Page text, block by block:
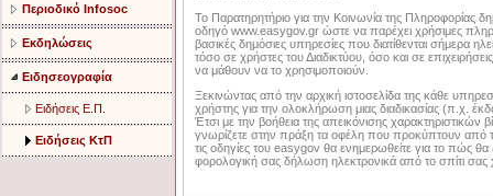
Περιοδικό Infosoc
Εκδηλώσεις
Ειδησεογραφία
Ειδήσεις Ε.Π.
Ειδήσεις ΚτΠ
Το Παρατηρητήριο για την Κοινωνία της Πληροφορίας
οδηγό www.easygov.gr ώστε να παρέχει χρήσιμες
βασικές δημόσιες υπηρεσίες που διατίθενται σήμερα
τόσο σε χρήστες του Διαδικτύου, όσο και σε
να μάθουν να το χρησιμοποιούν.
Ξεκινώντας από την αρχική ιστοσελίδα της κάθε
χρήστης για την ολοκλήρωση μιας διαδικασίας (π.χ.
Έτσι με την βοήθεια της απεικόνισης χαρακτηριστικών
γνωρίζετε στην πράξη τα οφέλη που προκύπτουν
τις οδηγίες του easygov θα ενημερωθείτε για το πώς
φορολογική σας δήλωση ηλεκτρονικά από το σπίτι σας